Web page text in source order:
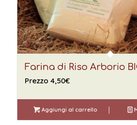
Farina di Riso Arborio
Prezzo 4,50€
Aggiungi al carrello